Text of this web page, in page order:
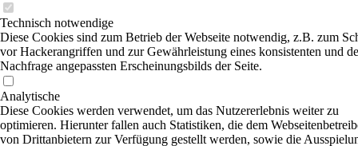
Technisch notwendige
Diese Cookies sind zum Betrieb der Webseite notwendig, z.B. zum
vor Hackerangriffen und zur Gewährleistung eines konsistenten und
Nachfrage angepassten Erscheinungsbilds der Seite.
Analytische
Diese Cookies werden verwendet, um das Nutzererlebnis weiter zu
optimieren. Hierunter fallen auch Statistiken, die dem
von Drittanbietern zur Verfügung gestellt werden, sowie die